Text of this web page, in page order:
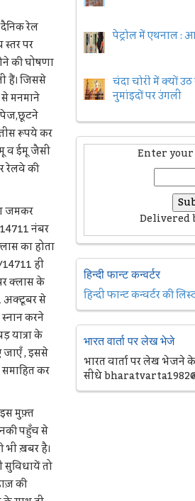
रेल
पर
की घोषणा
हैं। जिससे
मनमाने
रूपये कर
व ईमू जैसी
रेलवे की
जमकर
नंबर
का होता
ही
क्लास के
अक्टूबर से
करने
यात्रा के
जाएँ , इससे
कर
इस मुफ़्त
पहुँच से
भी ख़बर है।
तो
की
पेट्रोल में एथनाल :
चंदा चोरी में क्यों
नुमांइदों पर उंगली
Enter
Delivered
हिन्दी फान्ट कन्वर्टर
हिन्दी फान्ट कन्वर्टर की
भारत वार्ता पर लेख भेजे
भारत वार्ता पर लेख भेजने
सीधे